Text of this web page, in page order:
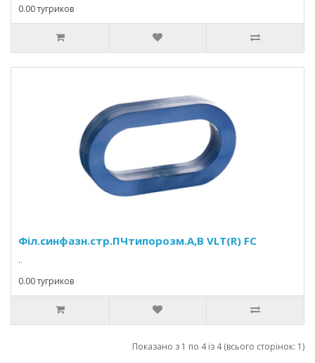
0.00 тугриков
Філ.синфазн.стр.ПЧтипорозм.А,В VLT(R) FC
..
0.00 тугриков
Показано з 1 по 4 із 4 (всього сторінок: 1)